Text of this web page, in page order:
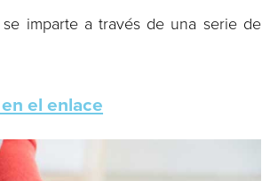
imparte a través de una serie de
el enlace